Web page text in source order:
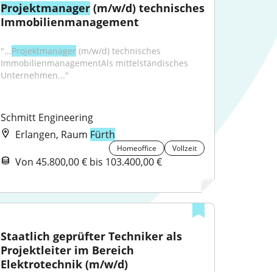
Projektmanager (m/w/d) technisches
Immobilienmanagement
"...Projektmanager (m/w/d) technisches
ImmobilienmanagementAls mittelständisches
Unternehmen..."
Schmitt Engineering
Erlangen, Raum Fürth
Homeoffice Vollzeit
Von 45.800,00 € bis 103.400,00 €
Staatlich geprüfter Techniker als
Projektleiter im Bereich
Elektrotechnik (m/w/d)